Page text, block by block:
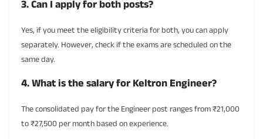
3. Can I apply for both posts?
Yes, if you meet the eligibility criteria for both, you can apply
separately. However, check if the exams are scheduled on the
same day.
4. What is the salary for Keltron Engineer?
The consolidated pay for the Engineer post ranges from ₹21,000
to ₹27,500 per month based on experience.